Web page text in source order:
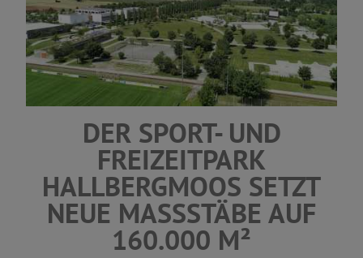
DER SPORT- UND
FREIZEITPARK
HALLBERGMOOS SETZT
NEUE MASSSTÄBE AUF
160.000 M²